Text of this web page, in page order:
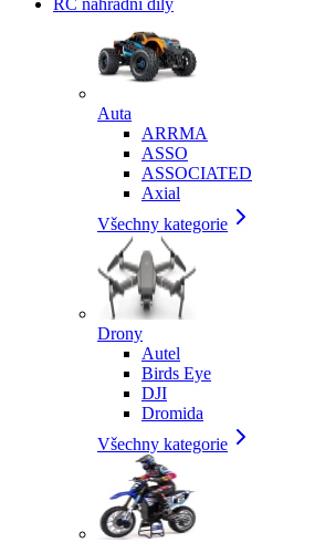
RC náhradní díly
Auta
ARRMA
ASSO
ASSOCIATED
Axial
Všechny kategorie
Drony
Autel
Birds Eye
DJI
Dromida
Všechny kategorie